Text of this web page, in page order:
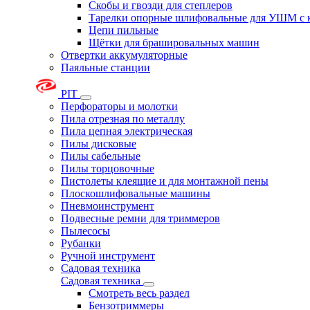
Скобы и гвозди для степлеров
Тарелки опорные шлифовальные для УШМ с
Цепи пильные
Щётки для брашировальных машин
Отвертки аккумуляторные
Паяльные станции
PIT
Перфораторы и молотки
Пила отрезная по металлу
Пила цепная электрическая
Пилы дисковые
Пилы сабельные
Пилы торцовочные
Пистолеты клеящие и для монтажной пены
Плоскошлифовальные машины
Пневмоинструмент
Подвесные ремни для триммеров
Пылесосы
Рубанки
Ручной инструмент
Садовая техника
Садовая техника
Смотреть весь раздел
Бензотриммеры